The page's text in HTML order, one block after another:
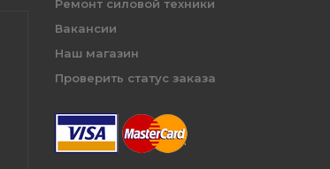
Ремонт силовой техники
Вакансии
Наш магазин
Проверить статус заказа